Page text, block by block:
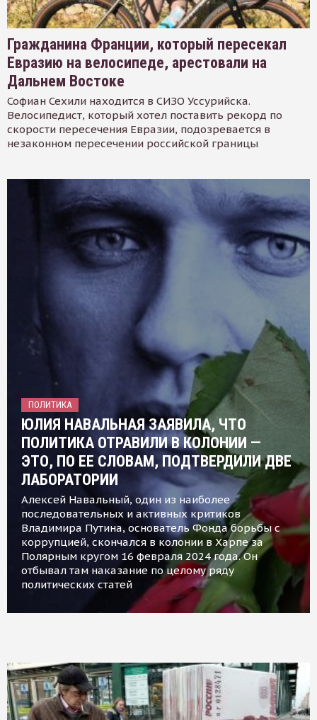
Гражданина Франции, который пересекал
Евразию на велосипеде, арестовали на
Дальнем Востоке
Софиан Сехили находится в СИЗО Уссурийска.
Велосипедист, который хотел поставить рекорд по
скорости пересечения Евразии, подозревается в
незаконном пересечении российской границы
ПОЛИТИКА
ЮЛИЯ НАВАЛЬНАЯ ЗАЯВИЛА, ЧТО
ПОЛИТИКА ОТРАВИЛИ В КОЛОНИИ —
ЭТО, ПО ЕЕ СЛОВАМ, ПОДТВЕРДИЛИ ДВЕ
ЛАБОРАТОРИИ
Алексей Навальный, один из наиболее
последовательных и активных критиков
Владимира Путина, основатель Фонда борьбы с
коррупцией, скончался в колонии в Харпе за
Полярным кругом 16 февраля 2024 года. Он
отбывал там наказание по целому ряду
политических статей